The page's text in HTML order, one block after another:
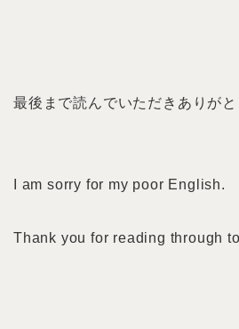
最後まで読んでいただきありがと
I am sorry for my poor English.
Thank you for reading through